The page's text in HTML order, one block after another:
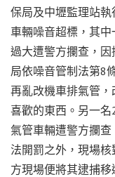
保局及中壢監理站
車輛噪音超標，其
過大遭警方攔查，
局依噪音管制法第8
再亂改機車排氣管
喜歡的東西。另一
氣管車輛遭警方攔
法開罰之外，現場
方現場便將其逮捕移